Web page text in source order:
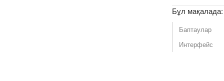
Бұл мақалада:
Баптаулар
Интерфейс